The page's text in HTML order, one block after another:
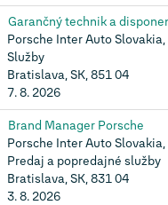
Garančný technik a
Porsche Inter Auto Slovakia,
Služby
Bratislava, SK, 851 04
7. 8. 2026
Brand Manager Porsche
Porsche Inter Auto Slovakia,
Predaj a popredajné služby
Bratislava, SK, 831 04
3. 8. 2026